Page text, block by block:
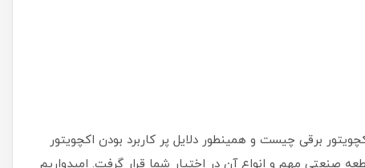
برقی چیست و همینطور دلایل پر کاربرد بودن اکچویتور
صنعتی مهم و انواع آن در اختیار شما قرار گرفت. امیدواریم